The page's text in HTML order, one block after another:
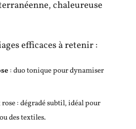
chaleureuse
efficaces à retenir :
: duo tonique pour dynamiser
rose : dégradé subtil, idéal pour
des textiles.